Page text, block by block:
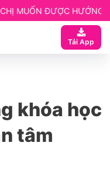
DẪN CHI TIẾT LIÊN
Tải App
khóa học
tâm